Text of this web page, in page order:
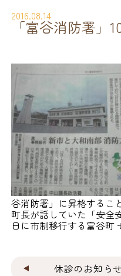
2016.08.14
「富谷消防署」
谷消防署」に昇格するこ
町長が話していた「安全
日に市制移行する富谷町
休診のお知らせ